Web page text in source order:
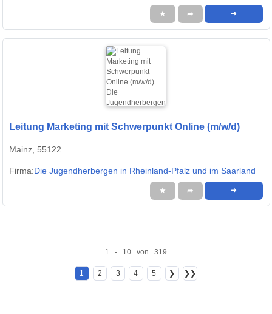
★ ➦ ➜
Leitung Marketing mit Schwerpunkt Online (m/w/d)
Mainz, 55122
Firma:Die Jugendherbergen in Rheinland-Pfalz und im Saarland
★ ➦ ➜
1 - 10 von 319
1 2 3 4 5 ❯ ❯❯